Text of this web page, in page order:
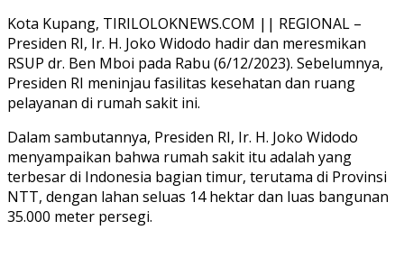
Kota Kupang, TIRILOLOKNEWS.COM || REGIONAL –
Presiden RI, Ir. H. Joko Widodo hadir dan meresmikan
RSUP dr. Ben Mboi pada Rabu (6/12/2023). Sebelumnya,
Presiden RI meninjau fasilitas kesehatan dan ruang
pelayanan di rumah sakit ini.
Dalam sambutannya, Presiden RI, Ir. H. Joko Widodo
menyampaikan bahwa rumah sakit itu adalah yang
terbesar di Indonesia bagian timur, terutama di Provinsi
NTT, dengan lahan seluas 14 hektar dan luas bangunan
35.000 meter persegi.